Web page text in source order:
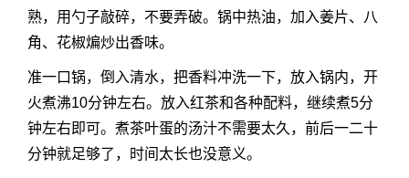
熟，用勺子敲碎，不要弄破。锅中热油，加入姜片、八
角、花椒煸炒出香味。
准一口锅，倒入清水，把香料冲洗一下，放入锅内，开
火煮沸10分钟左右。放入红茶和各种配料，继续煮5分
钟左右即可。煮茶叶蛋的汤汁不需要太久，前后一二十
分钟就足够了，时间太长也没意义。